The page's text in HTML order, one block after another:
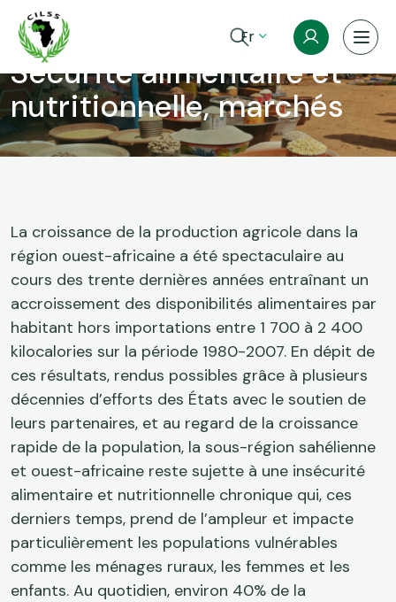
Aller au contenu principal
Fr
Fil d'Ariane
Sécurité alimentaire et
nutritionnelle, marchés
La croissance de la production agricole dans la
région ouest-africaine a été spectaculaire au
cours des trente dernières années entraînant un
accroissement des disponibilités alimentaires par
habitant hors importations entre 1 700 à 2 400
kilocalories sur la période 1980-2007. En dépit de
ces résultats, rendus possibles grâce à plusieurs
décennies d’efforts des États avec le soutien de
leurs partenaires, et au regard de la croissance
rapide de la population, la sous-région sahélienne
et ouest-africaine reste sujette à une insécurité
alimentaire et nutritionnelle chronique qui, ces
derniers temps, prend de l’ampleur et impacte
particulièrement les populations vulnérables
comme les ménages ruraux, les femmes et les
enfants. Au quotidien, environ 40% de la